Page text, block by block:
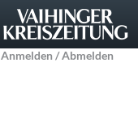
Anmelden / Abmelden